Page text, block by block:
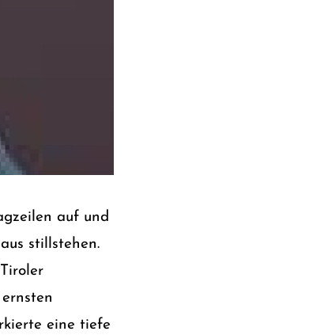
auf und
stillstehen.
eine tiefe